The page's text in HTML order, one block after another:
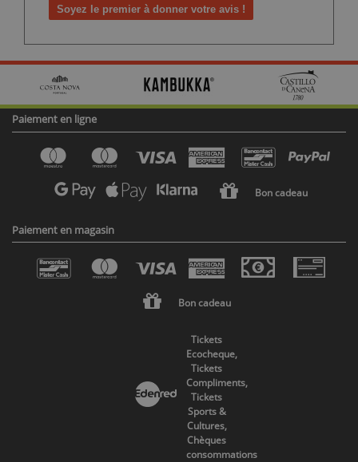
Soyez le premier à donner votre avis !
Paiement en ligne
Bon cadeau
Paiement en magasin
Bon cadeau
Tickets
Ecocheque,
Tickets
Compliments,
Tickets
Sports &
Cultures,
Chèques
consommations